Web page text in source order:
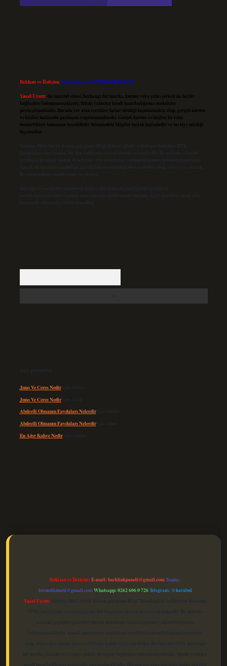
Reklam ve İletişim:Skype: live:.cid.575569c608265c69
Yasal Uyarı: Bu internet sitesi, herhangi bir marka, kurum veya şahıs şirketi ile hiçbir
bağlantısı bulunmamaktadır. Sitede yalnızca kendi hazırladığımız makaleler
paylaşılmaktadır. Burada yer alan içerikler haber niteliği taşımamakta olup, gerçek kurum
ve kişiler hakkında paylaşım yapılmamaktadır. Gerçek kurum ve kişiler ile isim
benzerlikleri tamamen tesadüfidir. Sitemizdeki bilgiler taslak halindedir ve tavsiye niteliği
taşımazlar.
Sitemiz, 5651 Sayılı Kanun gereğince Bilgi Teknolojileri ve İletişim Kurumu (BTK)
tarafından onaylanmış bir Yer Sağlayıcı olarak hizmet vermektedir. Bu nedenle, sitedeki
içerikleri proaktif olarak denetleme veya araştırma yükümlülüğümüz bulunmamaktadır.
Ancak, üyelerimiz yazdıkları içeriklerin sorumluluğunu taşımakta olup, siteye üye olarak
bu sorumluluğu kabul etmiş sayılırlar.
Hukuka ve yasal düzenlemelere aykırı olduğunu düşündüğünüz içerikleri,
backlinkpanelicomtr@gmail.com adresine bildirmeniz halinde, ilgili içerikler yasal süre
içerisinde sitemizden kaldırılacaktır.
Son yorumlar
Juno Ve Ceres Nediriçin admin
Juno Ve Ceres Nediriçin Altan
Abdestli Olmanın Faydaları Nelerdiriçin admin
Abdestli Olmanın Faydaları Nelerdiriçin Alper
En Ağır Kahve Nediriçin admin
Reklam ve İletişim:E-mail:backlinkpaneli@gmail.comTeams:
forumhizmeti@gmail.comWhatsapp: 0262 606 0 726Telegram: @karabul
Yasal Uyarı: